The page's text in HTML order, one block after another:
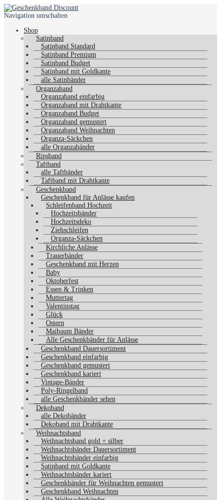
Navigation umschalten
Shop
Satinband
Satinband Standard
Satinband Premium
Satinband Budget
Satinband mit Goldkante
alle Satinbänder
Organzaband
Organzaband einfarbig
Organzaband mit Drahtkante
Organzaband Budget
Organzaband gemustert
Organzaband Weihnachten
Organza-Säckchen
alle Organzabänder
Ripsband
Taftband
alle Taftbänder
Taftband mit Drahtkante
Geschenkband
Geschenkband für Anlässe kaufen
Schleifenband Hochzeit
Hochzeitsbänder
Hochzeitsdeko
Ziehschleifen
Organza-Säckchen
Kirchliche Anlässe
Trauerbänder
Geschenkband mit Herzen
Baby
Oktoberfest
Essen & Trinken
Muttertag
Valentinstag
Glück
Ostern
Maibaum Bänder
Alle Geschenkbänder für Anlässe
Geschenkband Dauersortiment
Geschenkband einfarbig
Geschenkband gemustert
Geschenkband kariert
Vintage-Bänder
Poly-Ringelband
alle Geschenkbänder sehen
Dekoband
alle Dekobänder
Dekoband mit Drahtkante
Weihnachtsband
Weihnachtsband gold + silber
Weihnachtsbänder Dauersortiment
Weihnachtsbänder einfarbig
Satinband mit Goldkante
Weihnachtsbänder kariert
Geschenkbänder für Weihnachten gemustert
Geschenkband Weihnachten